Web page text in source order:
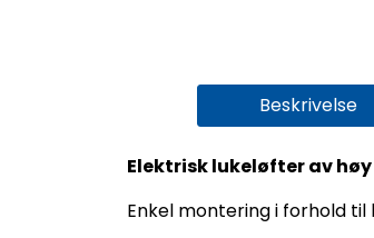
Beskrivelse
Elektrisk lukeløfter av
Enkel montering i forhold til